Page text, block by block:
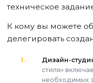
техническое
К кому вы можете
делегировать
Дизайн-
стиля»
необходимых